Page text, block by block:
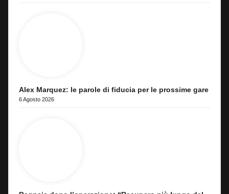
Alex Marquez: le parole di fiducia per le prossime gare
6 Agosto 2026